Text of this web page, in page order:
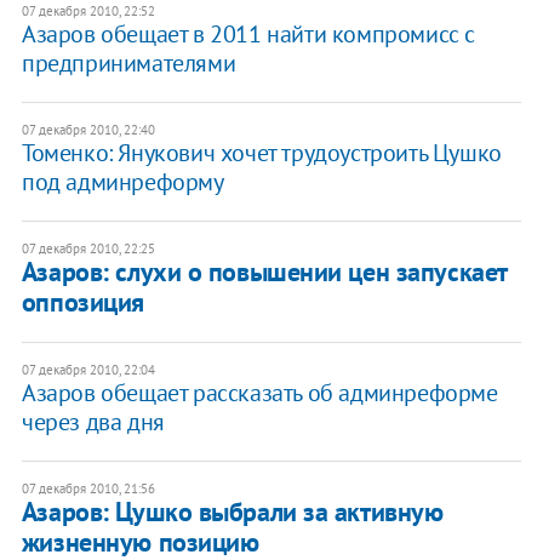
07 декабря 2010, 22:52
Азаров обещает в 2011 найти компромисс с
предпринимателями
07 декабря 2010, 22:40
Томенко: Янукович хочет трудоустроить Цушко
под админреформу
07 декабря 2010, 22:25
Азаров: слухи о повышении цен запускает
оппозиция
07 декабря 2010, 22:04
Азаров обещает рассказать об админреформе
через два дня
07 декабря 2010, 21:56
​Азаров: Цушко выбрали за активную
жизненную позицию